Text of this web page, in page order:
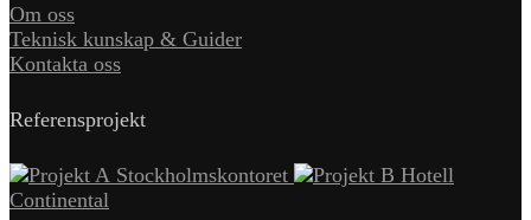
Om oss
Teknisk kunskap & Guider
Kontakta oss
Referensprojekt
Stockholmskontoret
Hotell
Continental